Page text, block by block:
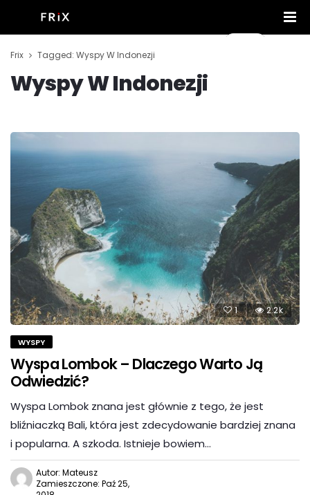
Frix Tagged: Wyspy W Indonezji
Wyspy W Indonezji
1 2.2k
WYSPY
Wyspa Lombok – Dlaczego Warto Ją
Odwiedzić?
Wyspa Lombok znana jest głównie z tego, że jest
bliźniaczką Bali, która jest zdecydowanie bardziej znana
i popularna. A szkoda. Istnieje bowiem…
Autor: Mateusz
Zamieszczone: Paź 25,